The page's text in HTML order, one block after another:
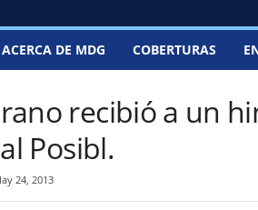
ACERCA DE MDG COBERTURAS
recibió a un
Posibl.
24, 2013